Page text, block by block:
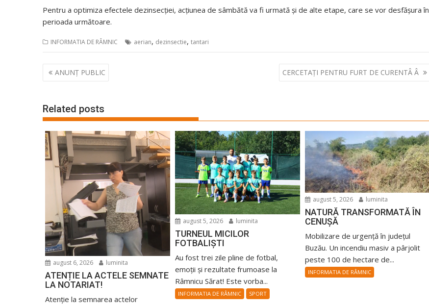
Pentru a optimiza efectele dezinsecției, acțiunea de sâmbătă va fi urmată și de alte etape, care se vor desfășura în
perioada următoare.
INFORMATIA DE RÂMNIC aerian, dezinsectie, tantari
Navigare
în
ANUNȚ PUBLIC CERCETAȚI PENTRU FURT DE CURENTÂ Â
Related posts
august 6, 2026 luminita
ATENȚIE LA ACTELE SEMNATE
LA NOTARIAT!
Atenție la semnarea actelor
august 5, 2026 luminita
TURNEUL MICILOR
FOTBALIȘTI
Au fost trei zile pline de fotbal,
emoții și rezultate frumoase la
Râmnicu Sărat! Este vorba...
INFORMATIA DE RÂMNIC SPORT
august 5, 2026 luminita
NATURĂ TRANSFORMATĂ ÎN
CENUȘĂ
Mobilizare de urgență în județul
Buzău. Un incendiu masiv a pârjolit
peste 100 de hectare de...
INFORMATIA DE RÂMNIC